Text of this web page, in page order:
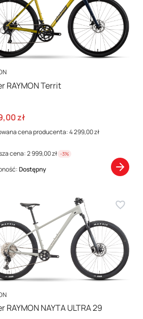
RAYMON Territ
promocyjna
zł
cena producenta:4 299,00 zł
cena:2 999,00 zł -3%
Dostępny
RAYMON NAYTA ULTRA 29